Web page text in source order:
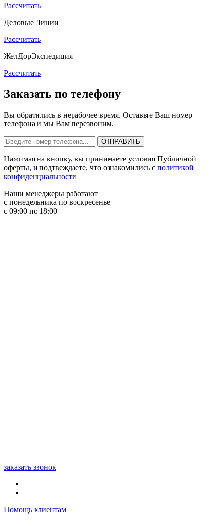
Рассчитать
Деловые Линии
Рассчитать
ЖелДорЭкспедиция
Рассчитать
Заказать по телефону
Вы обратились в нерабочее время. Оставьте Ваш номер
телефона и мы Вам перезвоним.
Нажимая на кнопку, вы принимаете условия Публичной
оферты, и подтвеждаете, что ознакомились с политикой
конфиденциальности
Наши менеджеры работают
с понедельника по воскресенье
с 09:00 по 18:00
заказать звонок
Помощь клиентам